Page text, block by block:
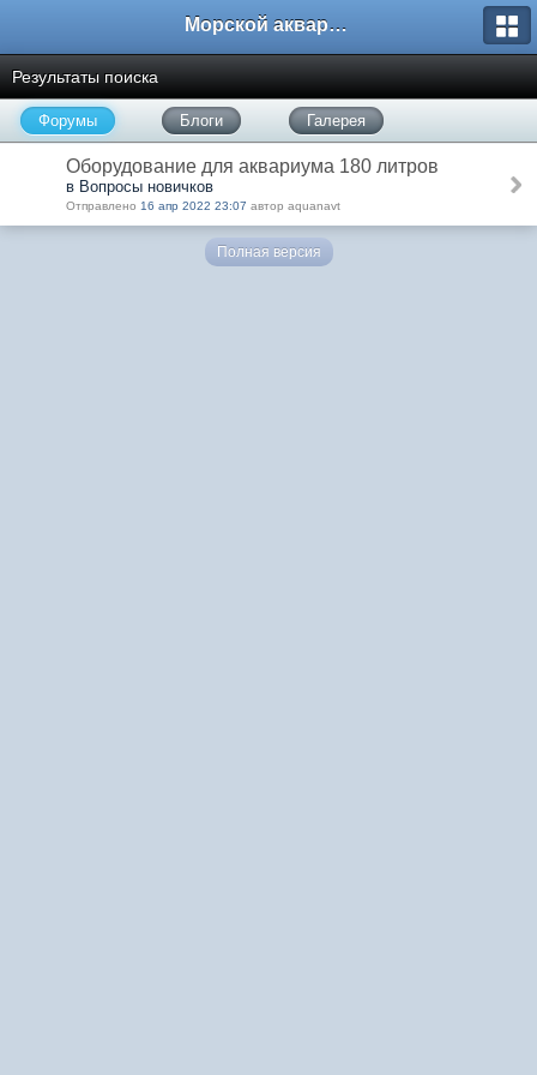
Морской аквариум. Форумы ReefCentral.ru
Результаты поиска
Форумы Блоги Галерея
Оборудование для аквариума 180 литров
в Вопросы новичков
Отправлено 16 апр 2022 23:07 автор aquanavt
Полная версия